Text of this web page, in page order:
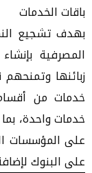
باقات الخدمات
بهدف تشجيع
المصرفية
زبائنها
خدمات من
خدمات واحدة،
على المؤسسات
على البنوك